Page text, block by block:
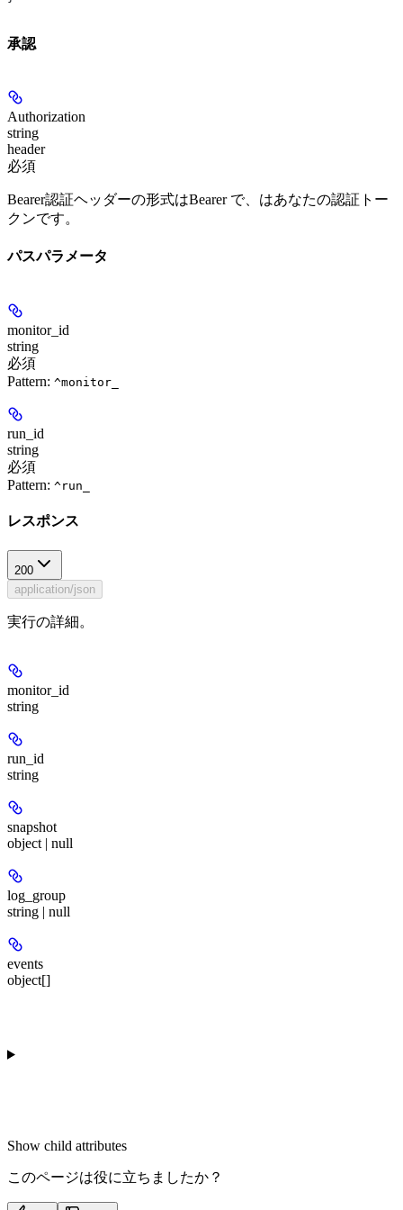
承認
Authorization
string
header
必須
Bearer認証ヘッダーの形式はBearer で、 はあなたの認証トー
クンです。
パスパラメータ
monitor_id
string
必須
Pattern: ^monitor_
run_id
string
必須
Pattern: ^run_
レスポンス
200
application/json
実行の詳細。
monitor_id
string
run_id
string
snapshot
object | null
log_group
string | null
events
object[]
Show child attributes
このページは役に立ちましたか？